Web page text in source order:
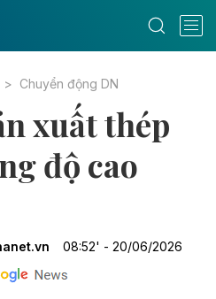
Chuyển động DN
xuất thép
độ cao
08:52' - 20/06/2026